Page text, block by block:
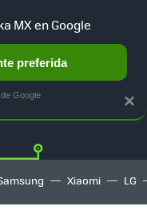
LIBRE
Xiaomi LG
×
MX en Google
preferida
Google